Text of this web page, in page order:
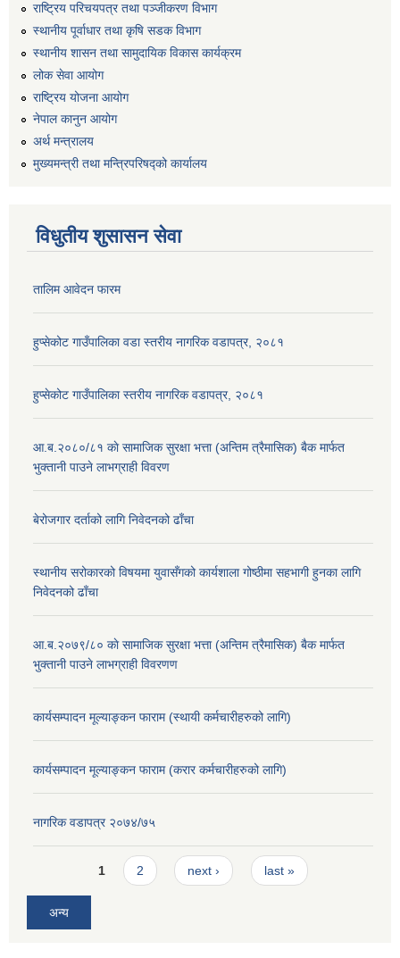
राष्ट्रिय परिचयपत्र तथा पञ्जीकरण विभाग
स्थानीय पूर्वाधार तथा कृषि सडक विभाग
स्थानीय शासन तथा सामुदायिक विकास कार्यक्रम
लोक सेवा आयोग
राष्ट्रिय योजना आयोग
नेपाल कानुन आयोग
अर्थ मन्त्रालय
मुख्यमन्त्री तथा मन्त्रिपरिषद्को कार्यालय
विधुतीय शुसासन सेवा
तालिम आवेदन फारम
हुप्सेकोट गाउँपालिका वडा स्तरीय नागरिक वडापत्र, २०८१
हुप्सेकोट गाउँपालिका स्तरीय नागरिक वडापत्र, २०८१
आ.ब.२०८०/८१ काे सामाजिक सुरक्षा भत्ता (अन्तिम त्रैमासिक) बैक मार्फत
भुक्तानी पाउने लाभग्राही विवरण
बेरोजगार दर्ताको लागि निवेदनको ढाँचा
स्थानीय सरोकारको विषयमा युवासँगको कार्यशाला गोष्ठीमा सहभागी हुनका लागि
निवेदनको ढाँचा
आ.ब.२०७९/८० काे सामाजिक सुरक्षा भत्ता (अन्तिम त्रैमासिक) बैक मार्फत
भुक्तानी पाउने लाभग्राही विवरणण
कार्यसम्पादन मूल्याङ्कन फाराम (स्थायी कर्मचारीहरुको लागि)
कार्यसम्पादन मूल्याङ्कन फाराम (करार कर्मचारीहरुको लागि)
नागरिक वडापत्र २०७४/७५
Pages1 2 next › last »
अन्य